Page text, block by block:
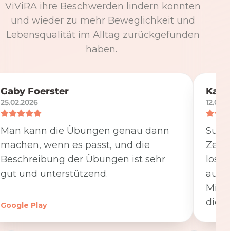
ViViRA ihre Beschwerden lindern konnten
und wieder zu mehr Beweglichkeit und
Lebensqualität im Alltag zurückgefunden
haben.
Gaby Foerster
25.02.2026
Man kann die Übungen genau dann
machen, wenn es passt, und die
Beschreibung der Übungen ist sehr
gut und unterstützend.
Google Play
Zeit
die